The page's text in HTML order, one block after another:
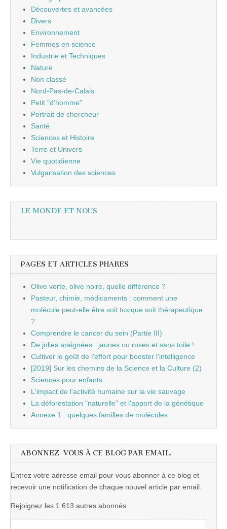
Découvertes et avancées
Divers
Environnement
Femmes en science
Industrie et Techniques
Nature
Non classé
Nord-Pas-de-Calais
Petit "d'homme"
Portrait de chercheur
Santé
Sciences et Histoire
Terre et Univers
Vie quotidienne
Vulgarisation des sciences
LE MONDE ET NOUS
PAGES ET ARTICLES PHARES
Olive verte, olive noire, quelle différence ?
Pasteur, chimie, médicaments : comment une
molécule peut-elle être soit toxique soit thérapeutique
?
Comprendre le cancer du sein (Partie III)
De jolies araignées : jaunes ou roses et sans toile !
Cultiver le goût de l'effort pour booster l'intelligence
[2019] Sur les chemins de la Science et la Culture (2)
Sciences pour enfants
L'impact de l'activité humaine sur la vie sauvage
La déforestation "naturelle" et l'apport de la génétique
Annexe 1 : quelques familles de molécules
ABONNEZ-VOUS À CE BLOG PAR EMAIL.
Entrez votre adresse email pour vous abonner à ce blog et
recevoir une notification de chaque nouvel article par email.
Rejoignez les 1 613 autres abonnés